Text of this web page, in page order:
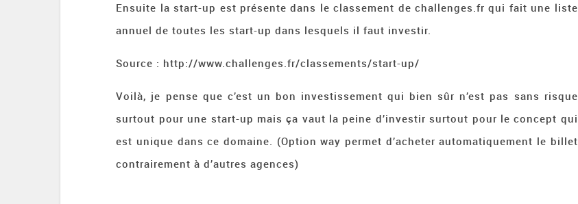
Ensuite la start-up est présente dans le classement de challenges.fr qui fait une liste
annuel de toutes les start-up dans lesquels il faut investir.
Source : http://www.challenges.fr/classements/start-up/
Voilà, je pense que c’est un bon investissement qui bien sûr n’est pas sans risque
surtout pour une start-up mais ça vaut la peine d’investir surtout pour le concept qui
est unique dans ce domaine. (Option way permet d’acheter automatiquement le billet
contrairement à d’autres agences)